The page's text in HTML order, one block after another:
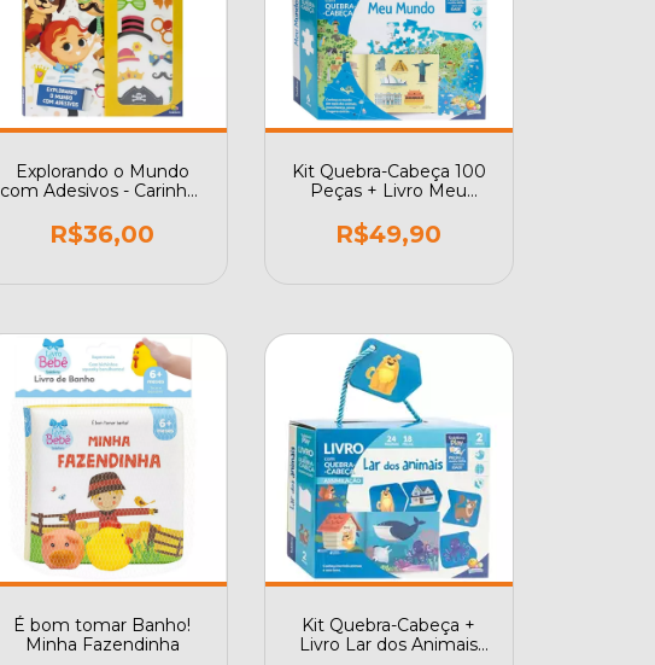
Explorando o Mundo
com Adesivos - Carinhas
R$36,00
Kit Quebra-Cabeça 100
Peças + Livro Meu
R$49,90
É bom tomar Banho!
Minha Fazendinha
Kit Quebra-Cabeça +
Livro Lar dos Animais